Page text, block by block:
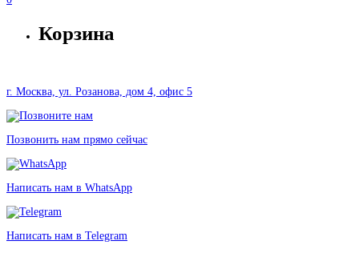
Корзина
г. Москва, ул. Розанова, дом 4, офис 5
Позвонить нам прямо сейчас
Написать нам в WhatsApp
Написать нам в Telegram